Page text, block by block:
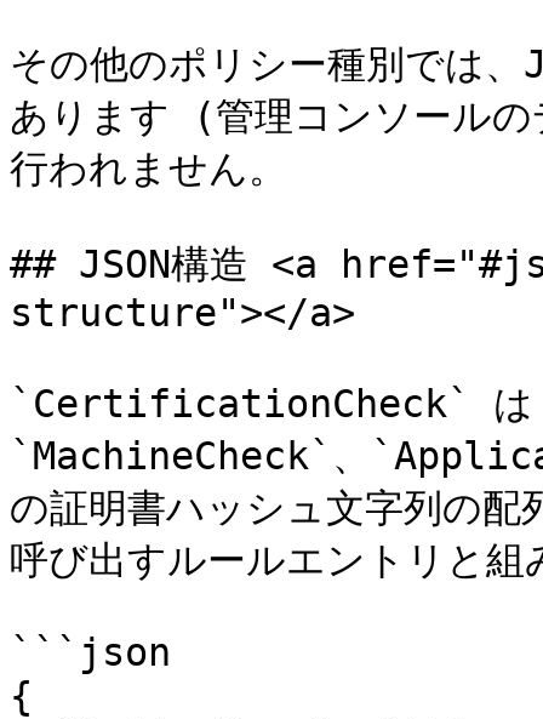
その他のポリシー種別では、
あります (管理コンソール
行われません。
## JSON構造 <a
structure"></a>
`CertificationCheck` は
`MachineCheck`、
の証明書ハッシュ文字列
呼び出すルールエントリと組
```json
{